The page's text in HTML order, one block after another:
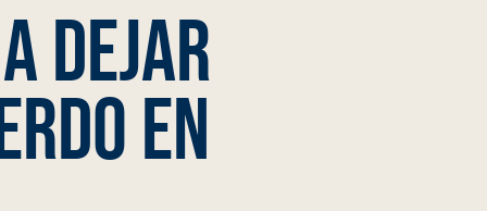
dejar
en